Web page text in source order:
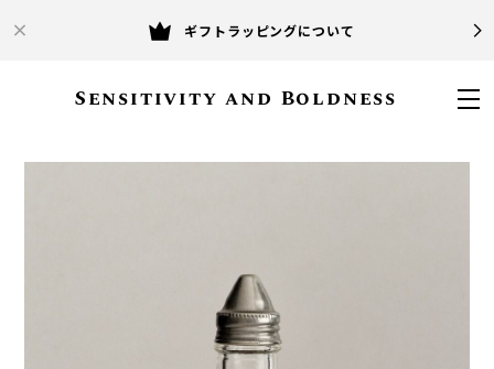
ギフトラッピングについて
Sensitivity and Boldness